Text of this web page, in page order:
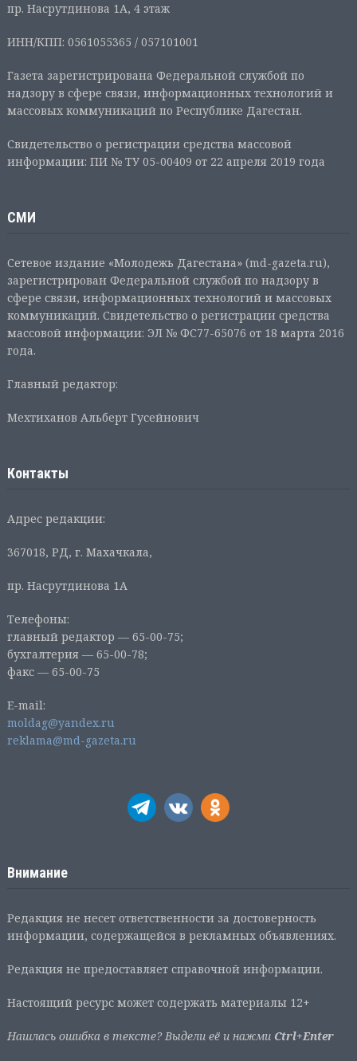
пр. Насрутдинова 1А, 4 этаж
ИНН/КПП: 0561055365 / 057101001
Газета зарегистрирована Федеральной службой по
надзору в сфере связи, информационных технологий и
массовых коммуникаций по Республике Дагестан.
Свидетельство о регистрации средства массовой
информации: ПИ № ТУ 05-00409 от 22 апреля 2019 года
СМИ
Сетевое издание «Молодежь Дагестана» (md-gazeta.ru),
зарегистрирован Федеральной службой по надзору в
сфере связи, информационных технологий и массовых
коммуникаций. Свидетельство о регистрации средства
массовой информации: ЭЛ № ФС77-65076 от 18 марта 2016
года.
Главный редактор:
Мехтиханов Альберт Гусейнович
Контакты
Адрес редакции:
367018, РД, г. Махачкала,
пр. Насрутдинова 1А
Телефоны:
главный редактор — 65-00-75;
бухгалтерия — 65-00-78;
факс — 65-00-75
E-mail:
moldag@yandex.ru
reklama@md-gazeta.ru
Внимание
Редакция не несет ответственности за достоверность
информации, содержащейся в рекламных объявлениях.
Редакция не предоставляет справочной информации.
Настоящий ресурс может содержать материалы 12+
Нашлась ошибка в тексте? Выдели её и нажми Ctrl+Enter